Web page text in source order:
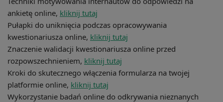
ankietę online, kliknij tutaj
Pułapki do uniknięcia podczas opracowywania
kwestionariusza online, kliknij tutaj
Znaczenie walidacji kwestionariusza online przed
rozpowszechnieniem, kliknij tutaj
Kroki do skutecznego włączenia formularza na twojej
platformie online, kliknij tutaj
Wykorzystanie badań online do odkrywania nieznanych